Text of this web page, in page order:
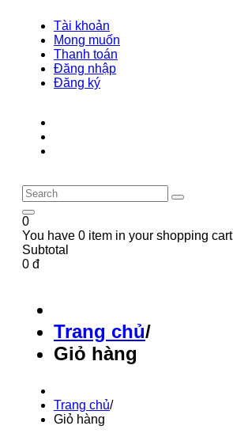
Tài khoản
Mong muốn
Thanh toán
Đăng nhập
Đăng ký
0
You have 0 item in your shopping cart
Subtotal
0 đ
Trang chủ/
Giỏ hàng
Trang chủ/
Giỏ hàng